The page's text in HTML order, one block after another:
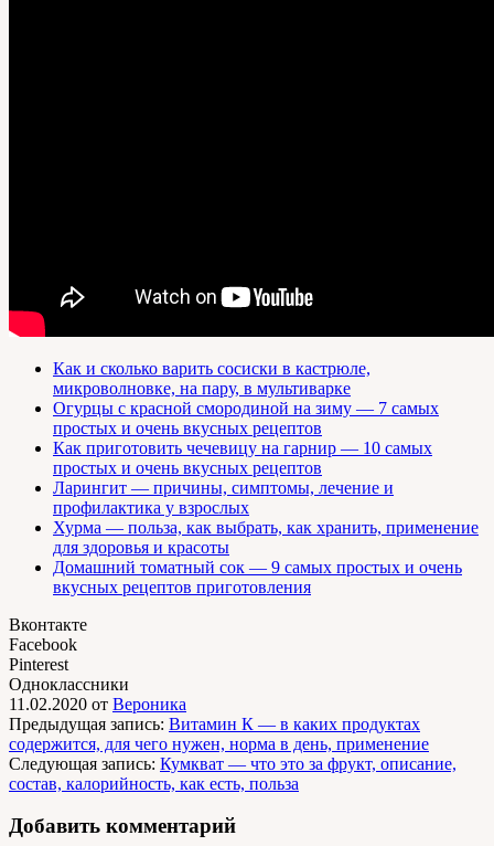
Как и сколько варить сосиски в кастрюле,
микроволновке, на пару, в мультиварке
Огурцы с красной смородиной на зиму — 7 самых
простых и очень вкусных рецептов
Как приготовить чечевицу на гарнир — 10 самых
простых и очень вкусных рецептов
Ларингит — причины, симптомы, лечение и
профилактика у взрослых
Хурма — польза, как выбрать, как хранить, применение
для здоровья и красоты
Домашний томатный сок — 9 самых простых и очень
вкусных рецептов приготовления
Вконтакте
Facebook
Pinterest
Одноклассники
11.02.2020 от Вероника
Предыдущая запись: Витамин К — в каких продуктах
содержится, для чего нужен, норма в день, применение
Следующая запись: Кумкват — что это за фрукт, описание,
состав, калорийность, как есть, польза
Добавить комментарий